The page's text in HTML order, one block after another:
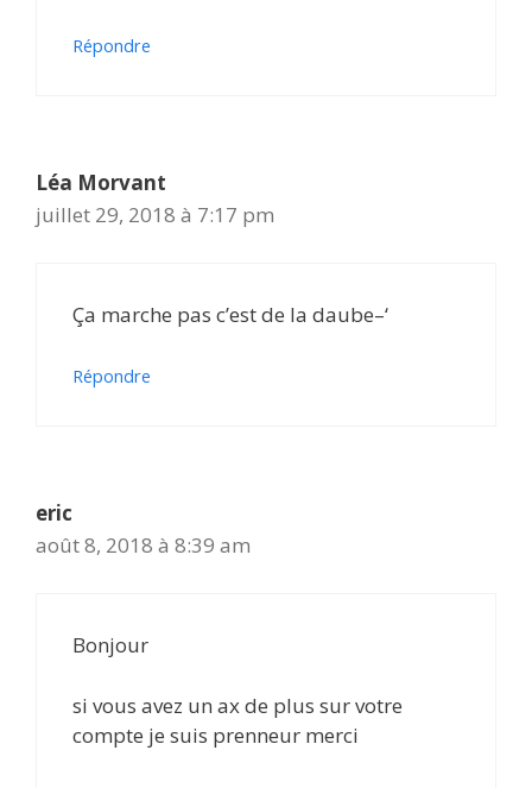
Répondre
Léa Morvant
juillet 29, 2018 à 7:17 pm
Ça marche pas c’est de la daube–‘
Répondre
eric
août 8, 2018 à 8:39 am
Bonjour
si vous avez un ax de plus sur votre
compte je suis prenneur merci